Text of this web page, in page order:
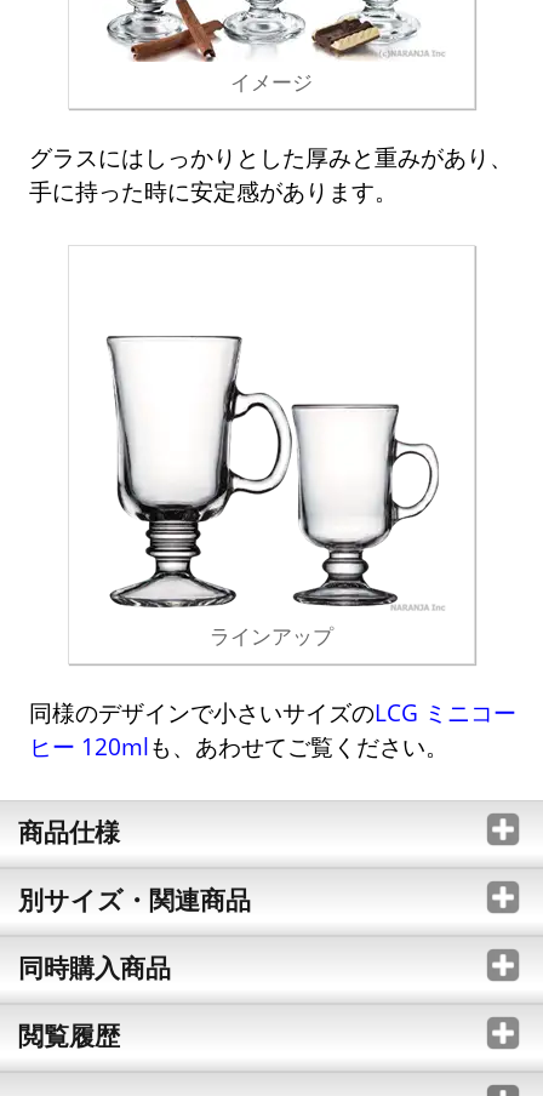
イメージ
グラスにはしっかりとした厚みと重みがあり、
手に持った時に安定感があります。
ラインアップ
同様のデザインで小さいサイズのLCG ミニコー
ヒー 120mlも、あわせてご覧ください。
商品仕様
別サイズ・関連商品
同時購入商品
閲覧履歴